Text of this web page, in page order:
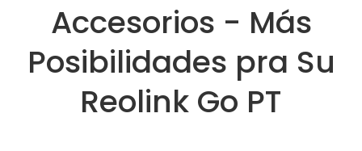
Accesorios - Más
Posibilidades pra Su
Reolink Go PT